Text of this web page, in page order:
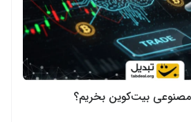
بیت‌کوین بخریم؟